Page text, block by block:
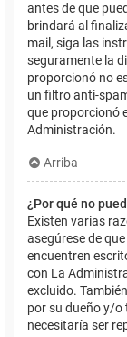
antes de que
brindará al
mail, siga las
seguramente la
proporcionó no
un filtro anti-
que proporcionó
Administración.
Arriba
¿Por qué no
Existen varias
asegúrese de
encuentren
con La
excluido.
por su dueño y/o
necesitaría ser